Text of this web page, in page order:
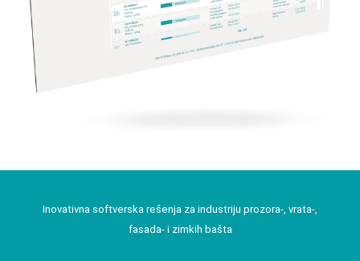
Inovativna softverska rešenja za industriju prozora-, vrata-,
fasada- i zimkih bašta